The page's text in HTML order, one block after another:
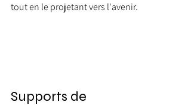
tout en le projetant vers l'avenir.
Supports de